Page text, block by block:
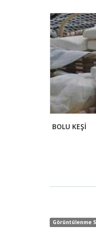
BOLU KEŞİ
Görüntülenme